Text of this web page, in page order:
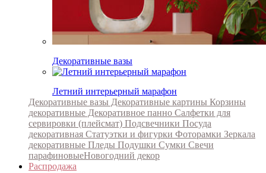
Декоративные вазы
Летний интерьерный марафон
Декоративные вазы Декоративные картины Корзины
декоративные Декоративное панно Салфетки для
сервировки (плейсмат) Подсвечники Посуда
декоративная Статуэтки и фигурки Фоторамки Зеркала
декоративные Пледы Подушки Сумки Свечи
парафиновыеНовогодний декор
Распродажа